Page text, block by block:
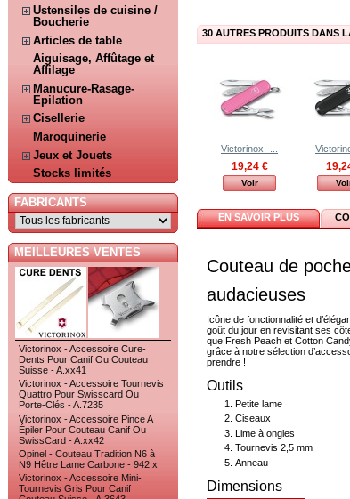
Ustensiles de cuisine /
Boucherie
Articles de table
Aiguisage, Affûtage et
Affilage
Manucure-Rasage-
Epilation
Cisellerie
Maroquinerie
Jeux et Jouets
Stocks limités
FABRICANTS
MEILLEURES VENTES
Victorinox - Accessoire Cure-
Dents Pour Canif Ou Couteau
Suisse - A.xx41
Victorinox - Accessoire Tournevis
Quattro Pour Swisscard Ou
Porte-Clés - A.7235
Victorinox - Accessoire Pince A
Épiler Pour Couteau Canif Ou
SwissCard - A.xx42
Opinel - Couteau Tradition N6 à
N9 Hêtre Lame Carbone - 942.x
Victorinox - Accessoire Mini-
Tournevis Gris Pour Canif
30 AUTRES PRODUITS DANS
Victorinox -...
19,24 €
Voir
EN SAVOIR PLUS
Couteau de
audacieuses
Icône de fonctionnalité et
goût du jour en revisitant ses
que Fresh Peach et Cotton
grâce à notre sélection
prendre !
Outils
Petite lame
Ciseaux
Lime à ongles
Tournevis 2,5 mm
Anneau
Dimensions